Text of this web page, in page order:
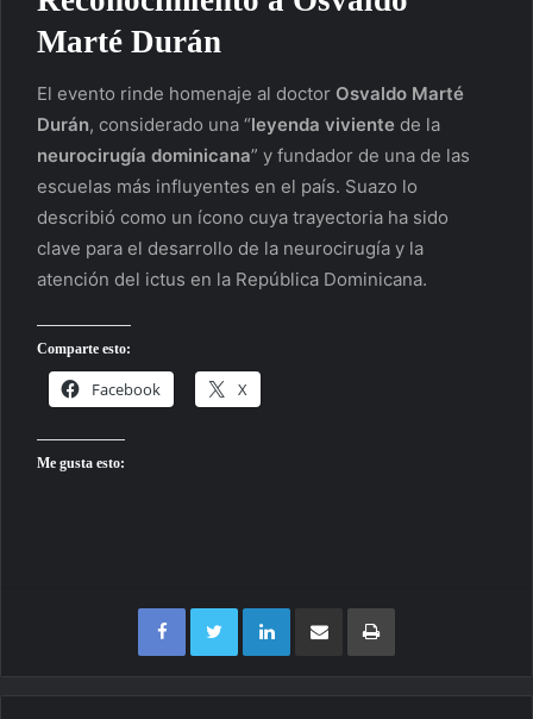
Marté Durán
El evento rinde homenaje al doctor Osvaldo Marté
Durán, considerado una “leyenda viviente de la
neurocirugía dominicana” y fundador de una de las
escuelas más influyentes en el país. Suazo lo
describió como un ícono cuya trayectoria ha sido
clave para el desarrollo de la neurocirugía y la
atención del ictus en la República Dominicana.
Comparte esto:
Facebook X
Me gusta esto:
FacebookTwitterLinkedInCompartir por correo electrónicoImprimir